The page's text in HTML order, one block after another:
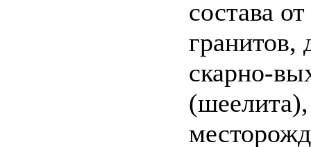
состава
гранитов,
скарно-